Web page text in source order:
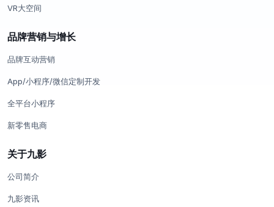
VR大空间
品牌营销与增长
品牌互动营销
App/小程序/微信定制开发
全平台小程序
新零售电商
关于九影
公司简介
九影资讯